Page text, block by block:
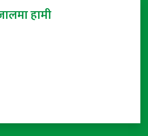
हामी